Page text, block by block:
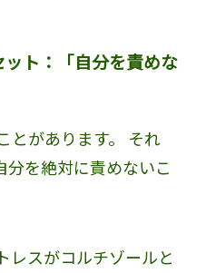
ト：「自分を責めな
とがあります。 それ
を絶対に責めないこ
レスがコルチゾールと